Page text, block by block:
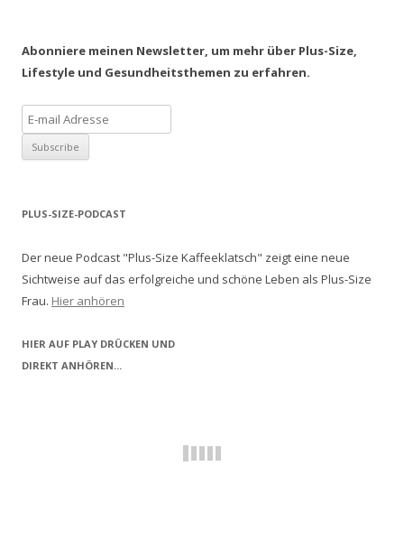
Abonniere meinen Newsletter, um mehr über Plus-Size,
Lifestyle und Gesundheitsthemen zu erfahren.
PLUS-SIZE-PODCAST
Der neue Podcast "Plus-Size Kaffeeklatsch" zeigt eine neue
Sichtweise auf das erfolgreiche und schöne Leben als Plus-Size
Frau. Hier anhören
HIER AUF PLAY DRÜCKEN UND
DIREKT ANHÖREN...